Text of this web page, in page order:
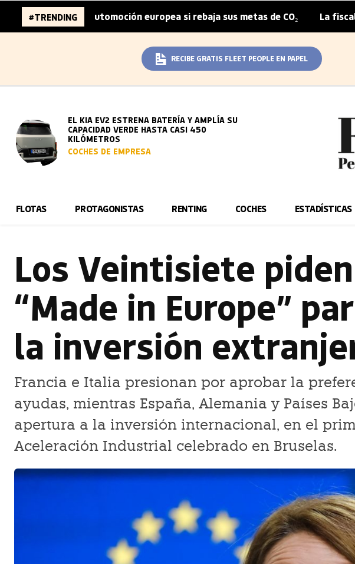
#TRENDING
de la automoción europea si rebaja sus metas de CO₂ | La fiscalidad
RECIBE GRATIS FLEET PEOPLE EN PAPEL
EL KIA EV2 ESTRENA BATERÍA Y AMPLÍA SU
CAPACIDAD VERDE HASTA CASI 450
KILÓMETROS
COCHES DE EMPRESA
FLOTAS PROTAGONISTAS RENTING COCHES ESTADÍSTICAS
Los Veintisiete
“Made in Europe”
la inversión
Francia e Italia presionan por aprobar la
ayudas, mientras España, Alemania y Países
apertura a la inversión internacional, en el
Aceleración Industrial celebrado en Bruselas.